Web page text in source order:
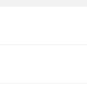
州南站总站